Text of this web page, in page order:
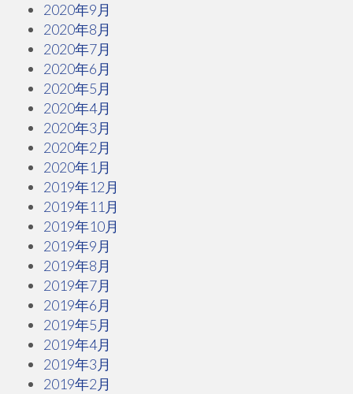
2020年9月
2020年8月
2020年7月
2020年6月
2020年5月
2020年4月
2020年3月
2020年2月
2020年1月
2019年12月
2019年11月
2019年10月
2019年9月
2019年8月
2019年7月
2019年6月
2019年5月
2019年4月
2019年3月
2019年2月